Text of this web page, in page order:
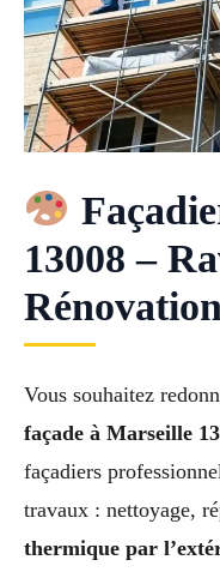
13008 –
Vous souhaitez
façade à Marseille
façadiers
travaux : nettoyage,
thermique par